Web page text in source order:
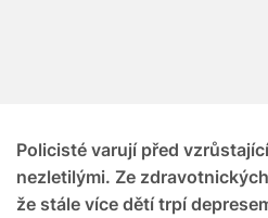
Policisté varují před
nezletilými. Ze
že stále více dětí trpí